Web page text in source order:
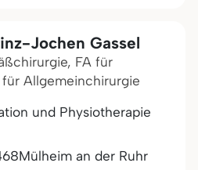
Jochen Gassel
FA für
Allgemeinchirurgie
und Physiotherapie
Mülheim an der Ruhr